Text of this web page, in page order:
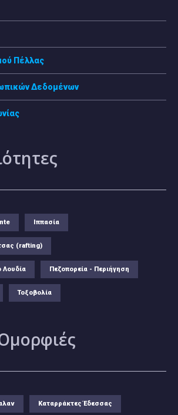
Πέλλας
Δεδομένων
Ιππασία
(rafting)
Λουδία Πεζοπορεία - Περιήγηση
Τοξοβολία
Καταρράκτες Έδεσσας